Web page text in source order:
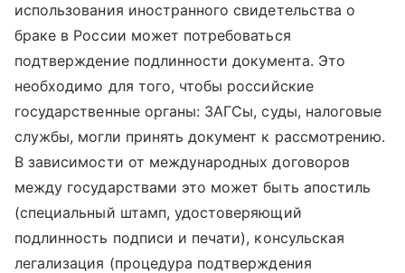
использования иностранного свидетельства о
браке в России может потребоваться
подтверждение подлинности документа. Это
необходимо для того, чтобы российские
государственные органы: ЗАГСы, суды, налоговые
службы, могли принять документ к рассмотрению.
В зависимости от международных договоров
между государствами это может быть апостиль
(специальный штамп, удостоверяющий
подлинность подписи и печати), консульская
легализация (процедура подтверждения